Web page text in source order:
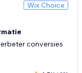
Wix Choice
conversies